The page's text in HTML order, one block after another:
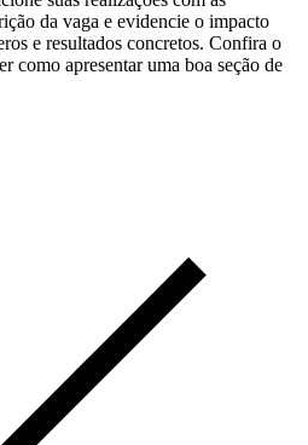
da vaga e evidencie o impacto
e resultados concretos. Confira o
como apresentar uma boa seção de